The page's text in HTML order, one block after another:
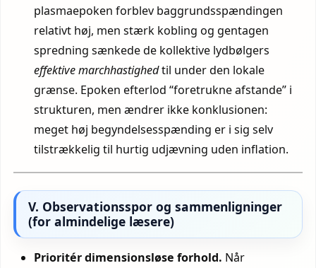
plasma­epoken forblev baggrundsspændingen
relativt høj, men stærk kobling og gentagen
spredning sænkede de kollektive lydbølgers
effektive marchhastighedtil under den lokale
grænse. Epoken efterlod “foretrukne afstande” i
strukturen, men ændrer ikke konklusionen:
meget høj begyndelsesspænding er i sig selv
tilstrækkelig til hurtig udjævning uden inflation.
V. Observationsspor og sammenligninger
(for almindelige læsere)
Prioritér dimensionsløse forhold. Når